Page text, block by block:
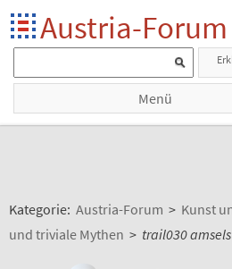
Austria-Forum
Menü
Kategorie: Austria-Forum > Kunst
und triviale Mythen > trail030